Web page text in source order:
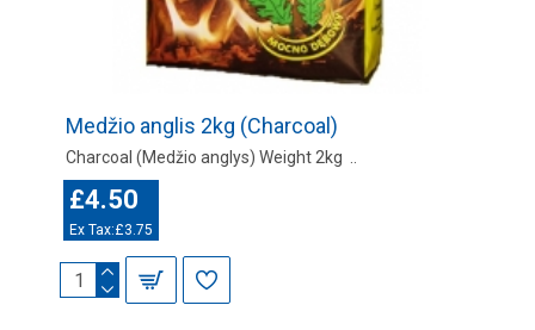
Medžio anglis 2kg (Charcoal)
Charcoal (Medžio anglys) Weight 2kg ..
£4.50
Ex Tax:£3.75